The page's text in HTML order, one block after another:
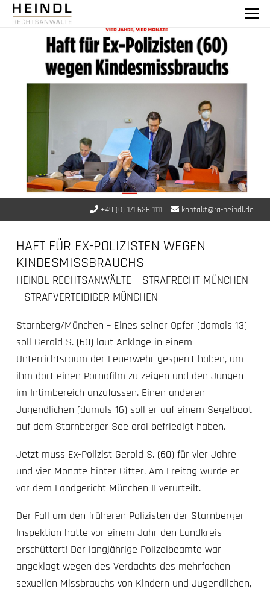
+49 (0) 171 626 1111 kontakt@ra-heindl.de
HAFT FÜR EX-POLIZISTEN WEGEN
KINDESMISSBRAUCHS
HEINDL RECHTSANWÄLTE – STRAFRECHT MÜNCHEN
– STRAFVERTEIDIGER MÜNCHEN
Starnberg/München – Eines seiner Opfer (damals 13)
soll Gerold S. (60) laut Anklage in einem
Unterrichtsraum der Feuerwehr gesperrt haben, um
ihm dort einen Pornofilm zu zeigen und den Jungen
im Intimbereich anzufassen. Einen anderen
Jugendlichen (damals 16) soll er auf einem Segelboot
auf dem Starnberger See oral befriedigt haben.
Jetzt muss Ex-Polizist Gerold S. (60) für vier Jahre
und vier Monate hinter Gitter. Am Freitag wurde er
vor dem Landgericht München II verurteilt.
Der Fall um den früheren Polizisten der Starnberger
Inspektion hatte vor einem Jahr den Landkreis
erschüttert! Der langjährige Polizeibeamte war
angeklagt wegen des Verdachts des mehrfachen
sexuellen Missbrauchs von Kindern und Jugendlichen,